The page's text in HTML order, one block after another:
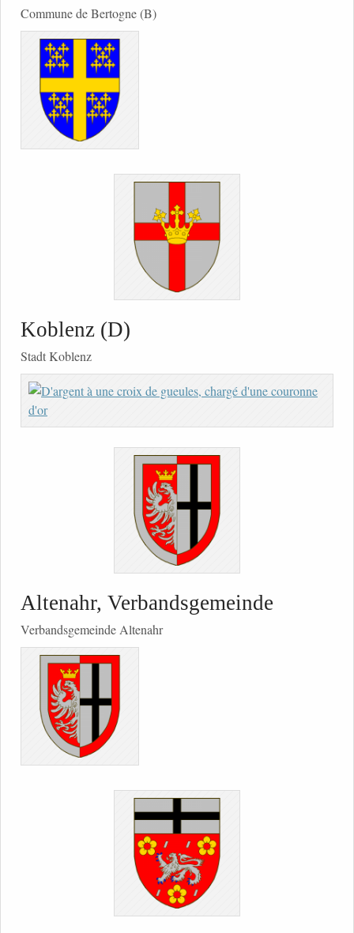
Commune de Bertogne (B)
Koblenz (D)
Stadt Koblenz
Altenahr, Verbandsgemeinde
Verbandsgemeinde Altenahr